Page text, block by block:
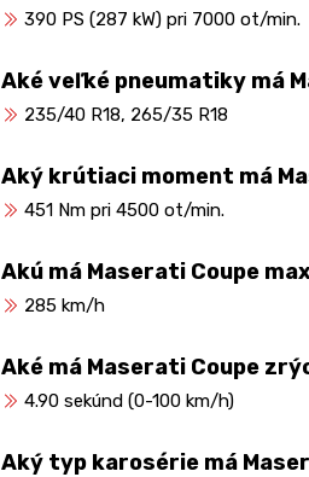
390 PS (287 kW) pri 7000 ot/min.
Aké veľké pneumatiky má
235/40 R18, 265/35 R18
Aký krútiaci moment má
451 Nm pri 4500 ot/min.
Akú má Maserati Coupe
285 km/h
Aké má Maserati Coupe
4.90 sekúnd (0-100 km/h)
Aký typ karosérie má